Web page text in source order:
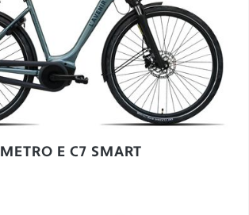
METRO E C7 SMART